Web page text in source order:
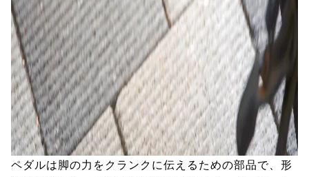
ペダルは脚の力をクランクに伝えるための部品で、形